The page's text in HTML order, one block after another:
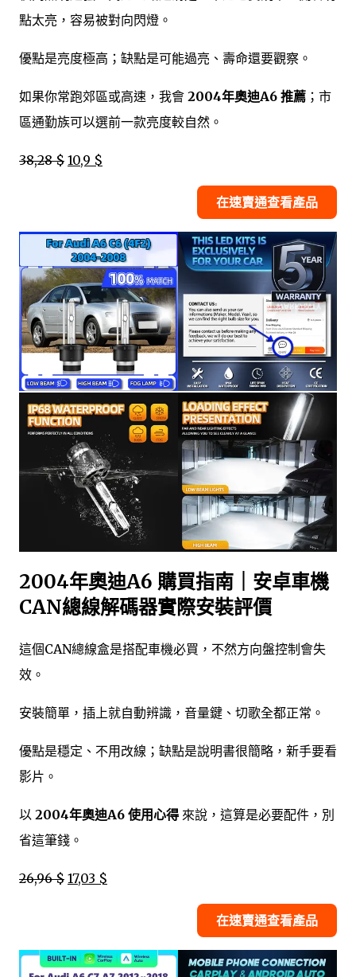
點太亮，容易被對向閃燈。
優點是亮度極高；缺點是可能過亮、壽命還要觀察。
如果你常跑郊區或高速，我會 2004年奧迪A6 推薦 ；市
區通勤族可以選前一款亮度較自然。
38,28 $ 10,9 $
在速賣通查看產品
2004年奧迪A6 購買指南｜安卓車機
CAN總線解碼器實際安裝評價
這個CAN總線盒是搭配車機必買，不然方向盤控制會失
效。
安裝簡單，插上就自動辨識，音量鍵、切歌全都正常。
優點是穩定、不用改線；缺點是說明書很簡略，新手要看
影片。
以 2004年奧迪A6 使用心得 來說，這算是必要配件，別
省這筆錢。
26,96 $ 17,03 $
在速賣通查看產品